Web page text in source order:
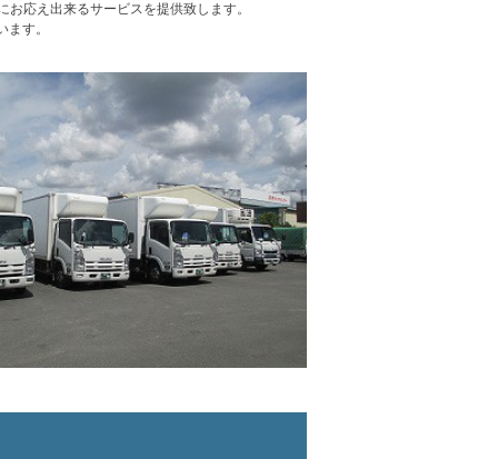
応え出来るサービスを提供致します。
す。